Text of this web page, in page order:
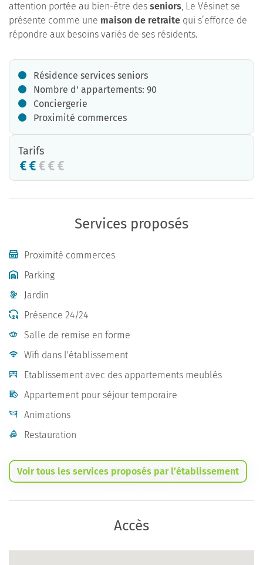
attention portée au bien-être des seniors, Le Vésinet se
présente comme une maison de retraite qui s’efforce de
répondre aux besoins variés de ses résidents.
Résidence services seniors
Nombre d' appartements: 90
Conciergerie
Proximité commerces
Tarifs
Services proposés
Proximité commerces
Parking
Jardin
Présence 24/24
Salle de remise en forme
Wifi dans l'établissement
Etablissement avec des appartements meublés
Appartement pour séjour temporaire
Animations
Restauration
Voir tous les services proposés par l’établissement
Accès